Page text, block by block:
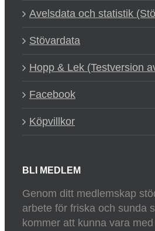
Avelsdata och statistik
Stövardata
Hopp & Lek (Testversion
Facebook
Köpvillkor
BLI MEDLEM
Genom ditt medlemskap
arbete för friska och sunda
kommer att kunna vara